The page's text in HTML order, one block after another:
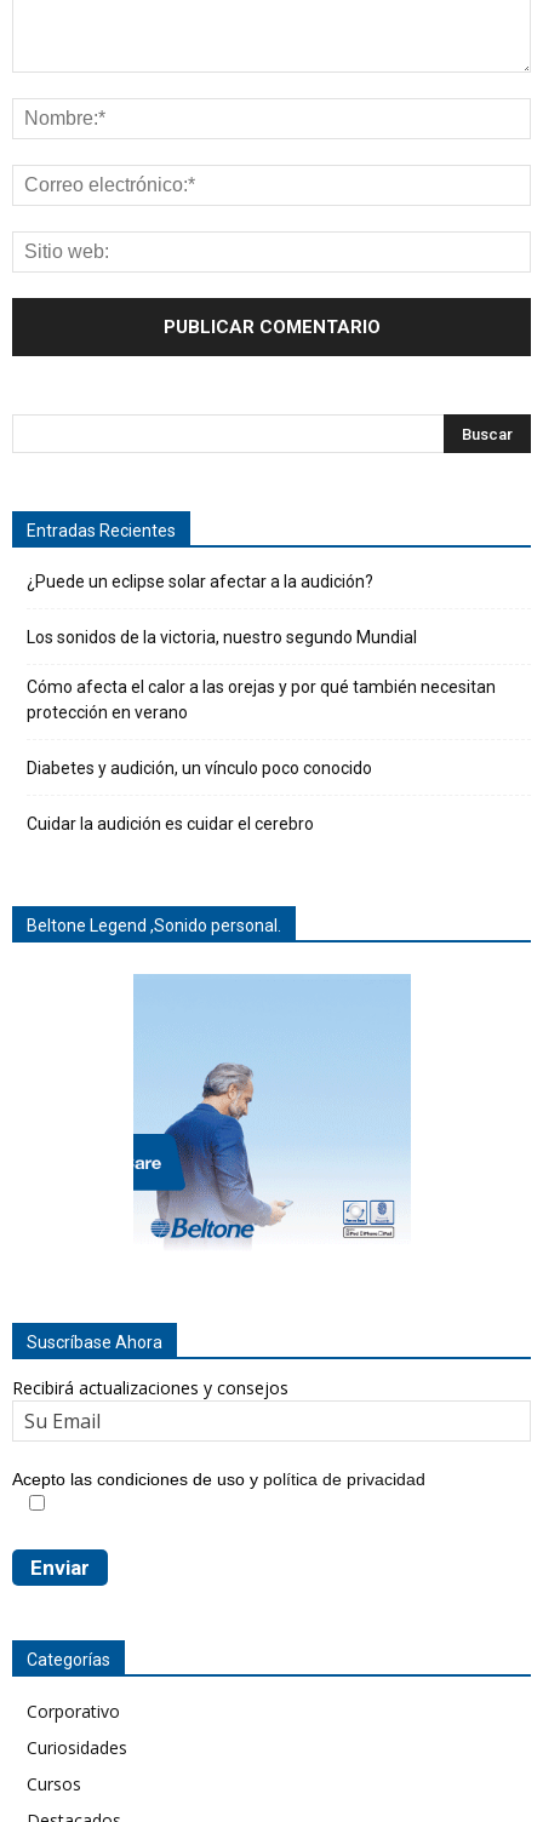
Entradas Recientes
¿Puede un eclipse solar afectar a la audición?
Los sonidos de la victoria, nuestro segundo Mundial
Cómo afecta el calor a las orejas y por qué también necesitan
protección en verano
Diabetes y audición, un vínculo poco conocido
Cuidar la audición es cuidar el cerebro
Beltone Legend ,Sonido personal.
Suscríbase Ahora
Recibirá actualizaciones y consejos
Acepto las condiciones de uso y política de privacidad
Categorías
Corporativo
Curiosidades
Cursos